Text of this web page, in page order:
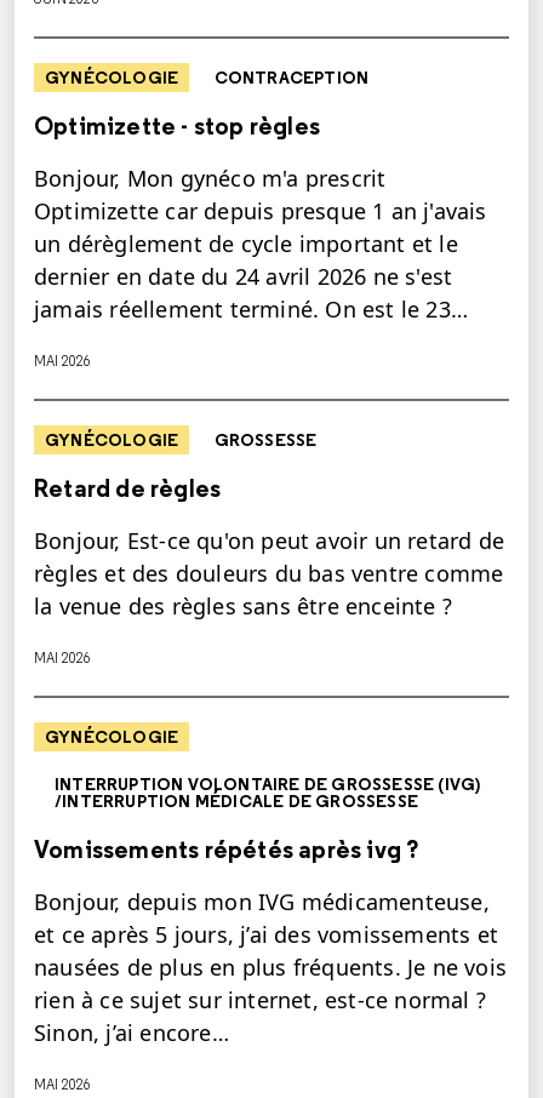
GYNÉCOLOGIE CONTRACEPTION
Optimizette - stop règles
Bonjour, Mon gynéco m'a prescrit
Optimizette car depuis presque 1 an j'avais
un dérèglement de cycle important et le
dernier en date du 24 avril 2026 ne s'est
jamais réellement terminé. On est le 23…
MAI 2026
GYNÉCOLOGIE GROSSESSE
Retard de règles
Bonjour, Est-ce qu'on peut avoir un retard de
règles et des douleurs du bas ventre comme
la venue des règles sans être enceinte ?
MAI 2026
GYNÉCOLOGIE
INTERRUPTION VOLONTAIRE DE GROSSESSE (IVG)
/INTERRUPTION MÉDICALE DE GROSSESSE
Vomissements répétés après ivg ?
Bonjour, depuis mon IVG médicamenteuse,
et ce après 5 jours, j’ai des vomissements et
nausées de plus en plus fréquents. Je ne vois
rien à ce sujet sur internet, est-ce normal ?
Sinon, j’ai encore…
MAI 2026